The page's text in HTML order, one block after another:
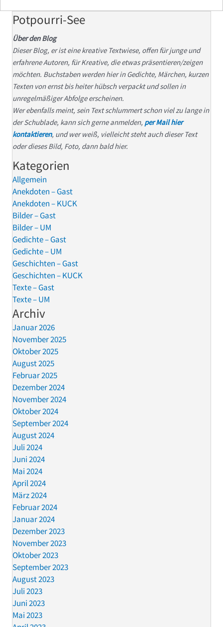
Potpourri-See
Über den Blog
Dieser Blog, er ist eine kreative Textwiese, offen für junge und
erfahrene Autoren, für Kreative, die etwas präsentieren/zeigen
möchten. Buchstaben werden hier in Gedichte, Märchen, kurzen
Texten von ernst bis heiter hübsch verpackt und sollen in
unregelmäßiger Abfolge erscheinen.
Wer ebenfalls meint, sein Text schlummert schon viel zu lange in
der Schublade, kann sich gerne anmelden, per Mail hier
kontaktieren, und wer weiß, vielleicht steht auch dieser Text
oder dieses Bild, Foto, dann bald hier.
Kategorien
Allgemein
Anekdoten – Gast
Anekdoten – KUCK
Bilder – Gast
Bilder – UM
Gedichte – Gast
Gedichte – UM
Geschichten – Gast
Geschichten – KUCK
Texte – Gast
Texte – UM
Archiv
Januar 2026
November 2025
Oktober 2025
August 2025
Februar 2025
Dezember 2024
November 2024
Oktober 2024
September 2024
August 2024
Juli 2024
Juni 2024
Mai 2024
April 2024
März 2024
Februar 2024
Januar 2024
Dezember 2023
November 2023
Oktober 2023
September 2023
August 2023
Juli 2023
Juni 2023
Mai 2023